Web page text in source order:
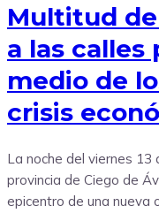
Multitud
a las calles
medio de
crisis
La noche del viernes 13
provincia de Ciego de
epicentro de una nueva